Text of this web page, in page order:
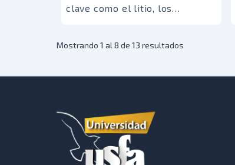
clave como el litio, los
compromiso de los futuros
sostenible.
Mostrando 1 al 8 de 13 resultados